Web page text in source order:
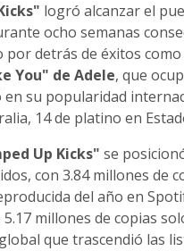
logró alcanzar el
ocho semanas
por detrás de éxitos como
You" de Adele, que
su popularidad
14 de platino en
Up Kicks" se
con 3.84 millones de
del año en
millones de copias
que trascendió las